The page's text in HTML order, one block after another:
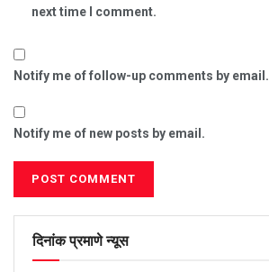
next time I comment.
Notify me of follow-up comments by email.
Notify me of new posts by email.
दिनांक प्रमाणे न्यूस